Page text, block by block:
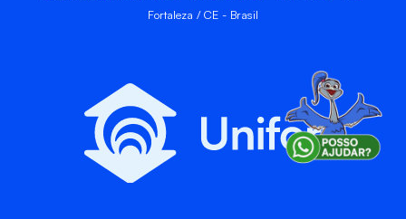
Fortaleza / CE - Brasil